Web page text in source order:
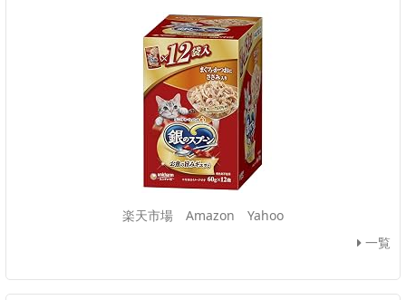
楽天市場 Amazon
Yahoo
一覧